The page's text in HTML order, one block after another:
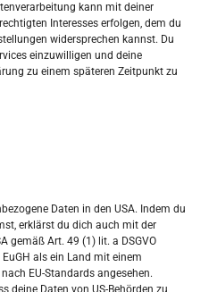
kann mit deiner
Interesses erfolgen, dem du
widersprechen kannst. Du
einzuwilligen und deine
zu einem späteren Zeitpunkt zu
Daten in den USA. Indem du
erklärst du dich auch mit der
gemäß Art. 49 (1) lit. a DSGVO
als ein Land mit einem
EU-Standards angesehen.
deine Daten von US-Behörden zu
D F S S
1
6 7 8